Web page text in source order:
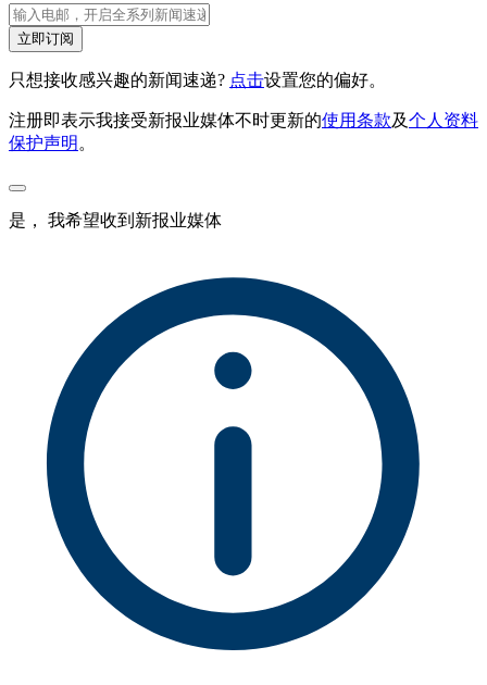
立即订阅
只想接收感兴趣的新闻速递? 点击设置您的偏好。
注册即表示我接受新报业媒体不时更新的使用条款及个人资料
保护声明 。
是， 我希望收到新报业媒体